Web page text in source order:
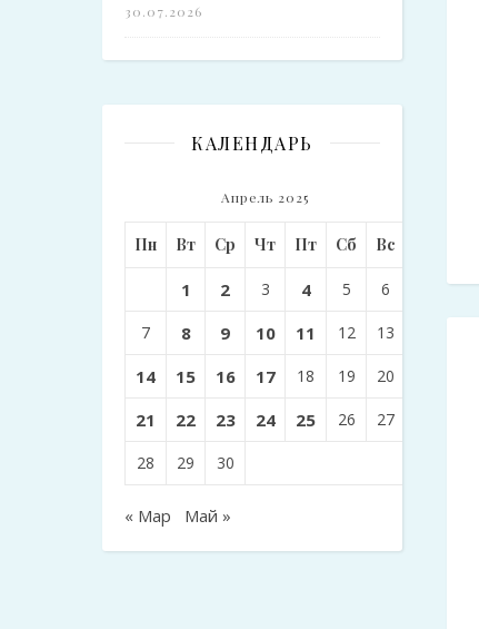
30.07.2026
КАЛЕНДАРЬ
Апрель 2025
Пн Вт Ср Чт Пт Сб Вс
1 2 3 4 5 6
7 8 9 10 11 12 13
14 15 16 17 18 19 20
21 22 23 24 25 26 27
28 29 30
« Мар Май »